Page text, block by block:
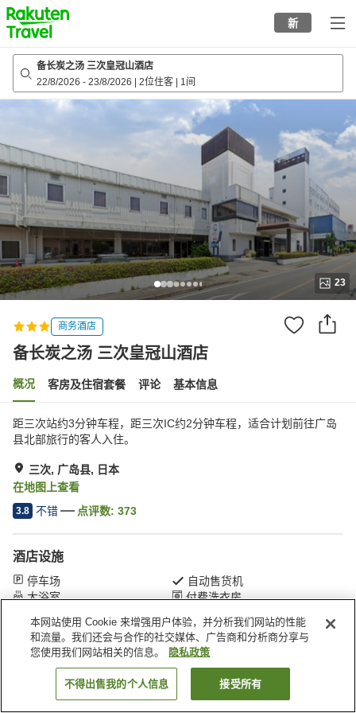
to
top
page
新
备长炭之汤 三次皇冠山酒店
22/8/2026 - 23/8/2026 2位住客 1间
23
商务酒店
备长炭之汤 三次皇冠山酒店
概况 客房及住宿套餐 评论 基本信息
距三次站约3分钟车程，距三次IC约2分钟车程，适合计划前往广岛
县北部旅行的客人入住。
三次, 广岛县, 日本
在地图上查看
3.8 不错 点评数: 373
酒店设施
停车场
自动售货机
大浴室
付费洗衣房
首页 日本 广岛县 三次 备长炭之汤 三次皇冠山酒店
搜索客房
本网站使用 Cookie 来增强用户体验，并分析我们网站的性能
和流量。我们还会与合作的社交媒体、广告商和分析商分享与
您使用我们网站相关的信息。
隐私政策
不得出售我的个人信息 接受所有